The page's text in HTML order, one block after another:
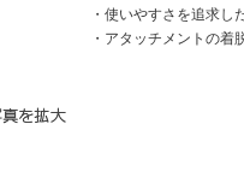
・使いやすさを追求し
・アタッチメントの着